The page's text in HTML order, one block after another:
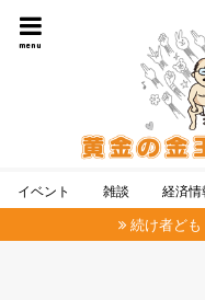
menu
イベント 雑談 経済情
続け者ども